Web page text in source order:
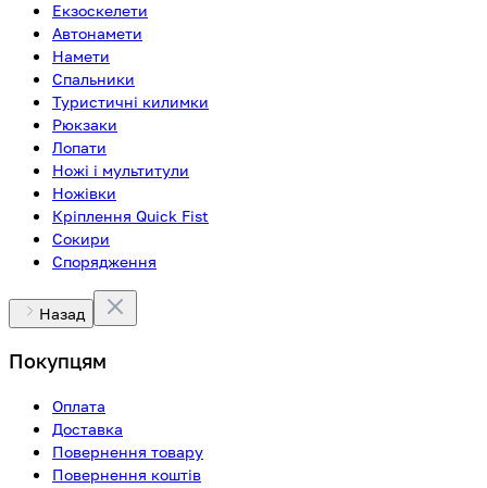
Екзоскелети
Автонамети
Намети
Спальники
Туристичні килимки
Рюкзаки
Лопати
Ножі і мультитули
Ножівки
Кріплення Quick Fist
Сокири
Спорядження
Назад
Покупцям
Оплата
Доставка
Повернення товару
Повернення коштів